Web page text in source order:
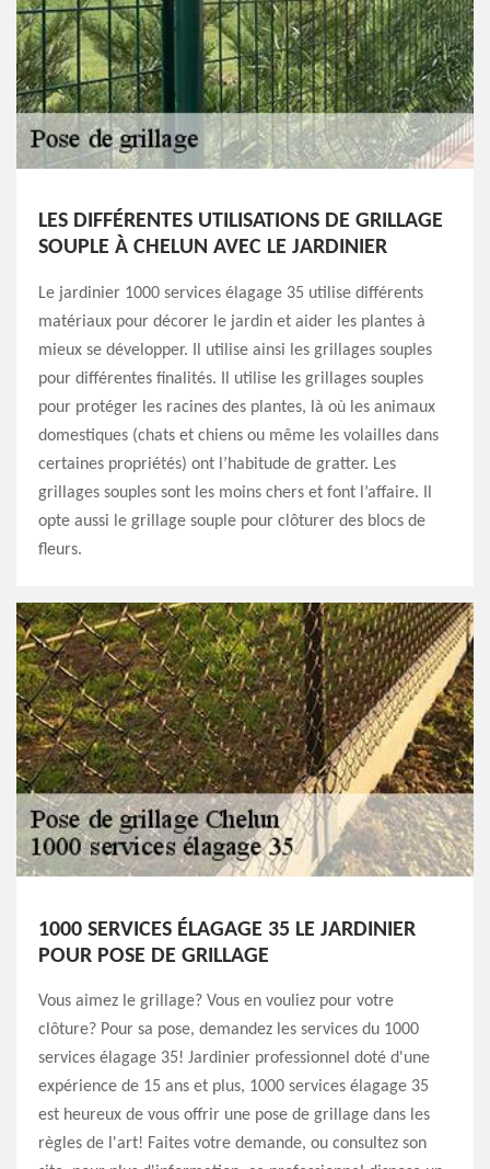
LES DIFFÉRENTES UTILISATIONS DE GRILLAGE
SOUPLE À CHELUN AVEC LE JARDINIER
Le jardinier 1000 services élagage 35 utilise différents
matériaux pour décorer le jardin et aider les plantes à
mieux se développer. Il utilise ainsi les grillages souples
pour différentes finalités. Il utilise les grillages souples
pour protéger les racines des plantes, là où les animaux
domestiques (chats et chiens ou même les volailles dans
certaines propriétés) ont l’habitude de gratter. Les
grillages souples sont les moins chers et font l’affaire. Il
opte aussi le grillage souple pour clôturer des blocs de
fleurs.
1000 SERVICES ÉLAGAGE 35 LE JARDINIER
POUR POSE DE GRILLAGE
Vous aimez le grillage? Vous en vouliez pour votre
clôture? Pour sa pose, demandez les services du 1000
services élagage 35! Jardinier professionnel doté d'une
expérience de 15 ans et plus, 1000 services élagage 35
est heureux de vous offrir une pose de grillage dans les
règles de l'art! Faites votre demande, ou consultez son